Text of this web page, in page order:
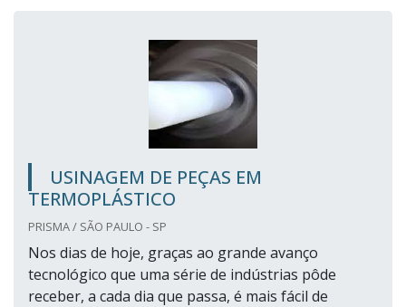
USINAGEM DE PEÇAS EM
TERMOPLÁSTICO
PRISMA / SÃO PAULO - SP
Nos dias de hoje, graças ao grande avanço
tecnológico que uma série de indústrias pôde
receber, a cada dia que passa, é mais fácil de